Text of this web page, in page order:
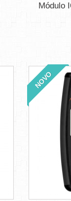
Módulo
NOVO